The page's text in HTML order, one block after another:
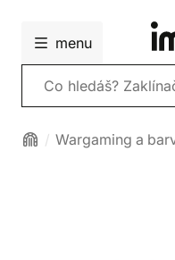
menu
Vyhledávání
Wargaming a